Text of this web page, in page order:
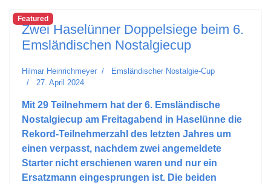
Featured
Zwei Haselünner Doppelsiege beim 6.
Emsländischen Nostalgiecup
Hilmar Heinrichmeyer
Emsländischer Nostalgie-Cup
27. April 2024
Mit 29 Teilnehmern hat der 6. Emsländische
Nostalgiecup am Freitagabend in Haselünne die
Rekord-Teilnehmerzahl des letzten Jahres um
einen verpasst, nachdem zwei angemeldete
Starter nicht erschienen waren und nur ein
Ersatzmann eingesprungen ist. Die beiden